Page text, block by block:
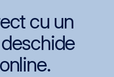
cu un
online.